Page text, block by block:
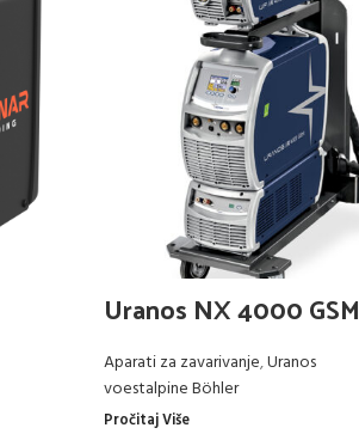
Uranos NX 4000 GSM
Aparati za zavarivanje,Uranos
voestalpine Böhler
Pročitaj Više